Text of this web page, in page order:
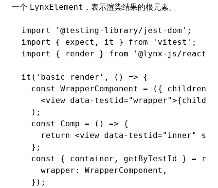
一个 LynxElement ，表示渲染结果的根元素。
import '@testing-library/jest-dom' ;
import
{ expect , it } from 'vitest' ;
import
{ render } from '@lynx-js/
it ( 'basic render' , () => {
  const
WrapperComponent = ({ children
    <
view data-testid="wrapper"
  );
  const
Comp = () => {
    return
<view data-testid="inner"
  };
  const
{ container , getByTestId } =
    wrapper
: WrapperComponent ,
  });